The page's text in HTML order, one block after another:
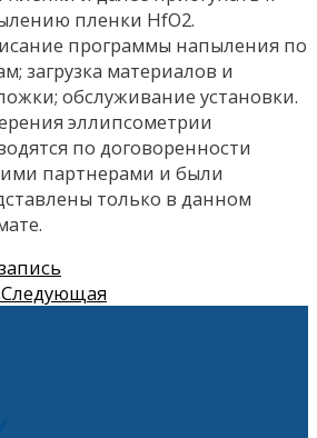
пленки HfO2.
программы напыления по
загрузка материалов и
обслуживание установки.
эллипсометрии
по договоренности
партнерами и были
только в данном
Следующая